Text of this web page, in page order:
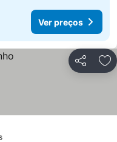
Ver preços
Partilhar